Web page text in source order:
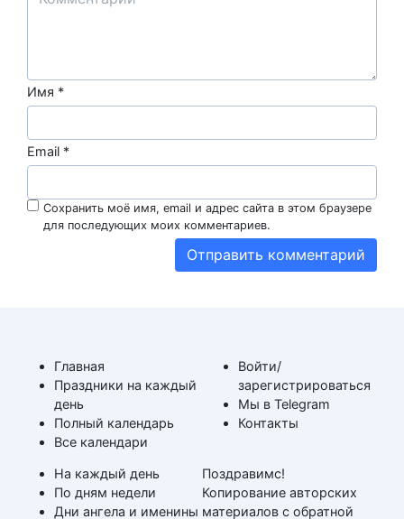
Имя *
Email *
Сохранить моё имя, email и адрес сайта в этом браузере
для последующих моих комментариев.
Главная
Праздники на каждый
день
Полный календарь
Все календари
На каждый день
По дням недели
Дни ангела и именины
Войти/
зарегистрироваться
Мы в Telegram
Контакты
Поздравимс!
Копирование авторских
материалов с обратной